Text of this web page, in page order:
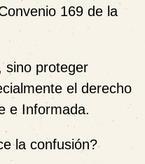
169 de la
sino proteger
el derecho
e Informada.
la confusión?